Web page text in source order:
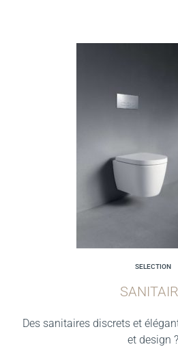
SELECTION
Des sanitaires discrets et
et design ?